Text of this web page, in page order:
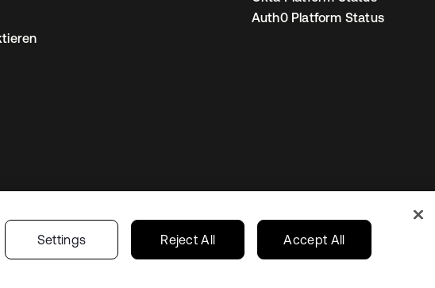
Auth0 Platform Status
Cookie-Einstellungen Ihre Datenschutzoptionen Germany
Settings Reject All Accept All